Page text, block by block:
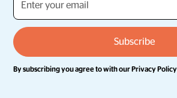
By subscribing you agree to with ourPrivacy Policy